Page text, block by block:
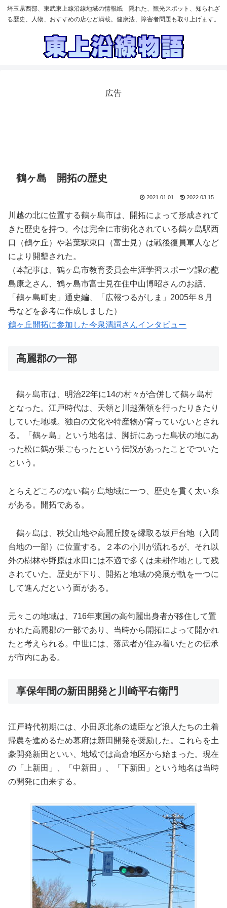
埼玉県西部、東武東上線沿線地域の情報紙 隠れた、観光スポット、知られざ
る歴史、人物、おすすめの店など満載。健康法、障害者問題も取り上げます。
広告
鶴ヶ島 開拓の歴史
2021.01.01 2022.03.15
川越の北に位置する鶴ヶ島市は、開拓によって形成されて
きた歴史を持つ。今は完全に市街化されている鶴ヶ島駅西
口（鶴ケ丘）や若葉駅東口（富士見）は戦後復員軍人など
により開墾された。
（本記事は、鶴ヶ島市教育委員会生涯学習スポーツ課の蓜
島康之さん、鶴ヶ島市富士見在住中山博昭さんのお話、
「鶴ヶ島町史」通史編、「広報つるがしま」 2005年８月
号などを参考に作成しました）
鶴ヶ丘開拓に参加した今泉清詞さんインタビュー
高麗郡の一部
鶴ヶ島市は、明治22年に14の村々が合併して鶴ヶ島村
となった。江戸時代は、天領と川越藩領を行ったりきたり
していた地域。独自の文化や特産物が育っていないとされ
る。「鶴ヶ島」という地名は、脚折にあった島状の地にあ
った松に鶴が巣ごもったという伝説があったことでついた
という。
とらえどころのない鶴ヶ島地域に一つ、歴史を貫く太い糸
がある。開拓である。
鶴ヶ島は、秩父山地や高麗丘陵を縁取る坂戸台地（入間
台地の一部）に位置する。２本の小川が流れるが、それ以
外の樹林や野原は水田には不適で多くは未耕作地として残
されていた。歴史が下り、開拓と地域の発展が軌を一つに
して進んだという面がある。
元々この地域は、716年東国の高句麗出身者が移住して置
かれた高麗郡の一部であり、当時から開拓によって開かれ
たと考えられる。中世には、落武者が住み着いたとの伝承
が市内にある。
享保年間の新田開発と川崎平右衛門
江戸時代初期には、小田原北条の遺臣など浪人たちの土着
帰農を進めるため幕府は新田開発を奨励した。これらを土
豪開発新田といい、地域では高倉地区から始まった。現在
の「上新田」、「中新田」、「下新田」という地名は当時
の開発に由来する。